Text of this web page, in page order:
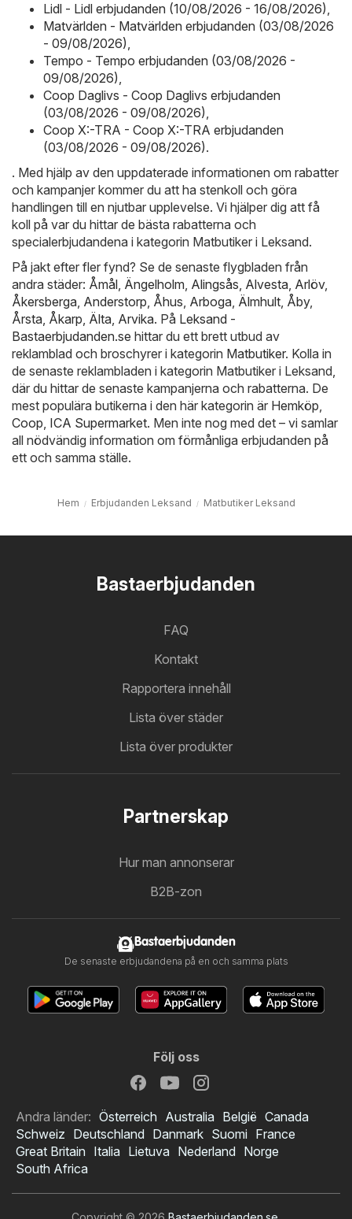
Lidl - Lidl erbjudanden (10/08/2026 - 16/08/2026),
Matvärlden - Matvärlden erbjudanden (03/08/2026
- 09/08/2026),
Tempo - Tempo erbjudanden (03/08/2026 -
09/08/2026),
Coop Daglivs - Coop Daglivs erbjudanden
(03/08/2026 - 09/08/2026),
Coop X:-TRA - Coop X:-TRA erbjudanden
(03/08/2026 - 09/08/2026).
. Med hjälp av den uppdaterade informationen om rabatter
och kampanjer kommer du att ha stenkoll och göra
handlingen till en njutbar upplevelse. Vi hjälper dig att få
koll på var du hittar de bästa rabatterna och
specialerbjudandena i kategorin Matbutiker i Leksand.
På jakt efter fler fynd? Se de senaste flygbladen från
andra städer: Åmål, Ängelholm, Alingsås, Alvesta, Arlöv,
Åkersberga, Anderstorp, Åhus, Arboga, Älmhult, Åby,
Årsta, Åkarp, Älta, Arvika. På Leksand -
Bastaerbjudanden.se hittar du ett brett utbud av
reklamblad och broschyrer i kategorin Matbutiker. Kolla in
de senaste reklambladen i kategorin Matbutiker i Leksand,
där du hittar de senaste kampanjerna och rabatterna. De
mest populära butikerna i den här kategorin är Hemköp,
Coop, ICA Supermarket. Men inte nog med det – vi samlar
all nödvändig information om förmånliga erbjudanden på
ett och samma ställe.
Hem Erbjudanden Leksand Matbutiker Leksand
Bastaerbjudanden
FAQ
Kontakt
Rapportera innehåll
Lista över städer
Lista över produkter
Partnerskap
Hur man annonserar
B2B-zon
Bastaerbjudanden
De senaste erbjudandena på en och samma plats
Följ oss
Andra länder: Österreich Australia België Canada
Schweiz Deutschland Danmark Suomi France
Great Britain Italia Lietuva Nederland Norge
South Africa